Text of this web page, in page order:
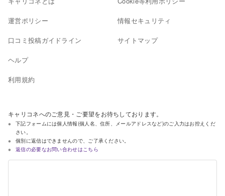
運営ポリシー
口コミ投稿ガイドライン
ヘルプ
利用規約
情報セキュリティ
サイトマップ
キャリコネへのご意見・ご要望をお待ちしております。
下記フォームには個人情報(個人名、住所、メールアドレスなど)のご入力はお控えくだ
さい。
個別に返信はできませんので、ご了承ください。
返信の必要なお問い合わせはこちら